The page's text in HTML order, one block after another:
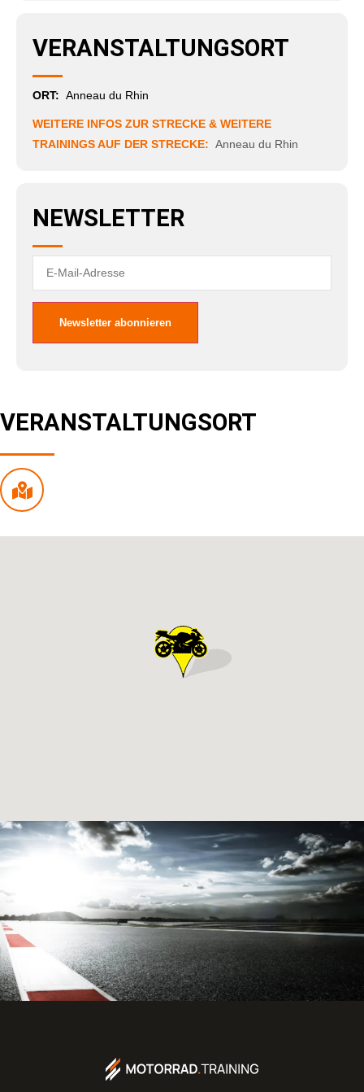
VERANSTALTUNGSORT
ORT: Anneau du Rhin
WEITERE INFOS ZUR STRECKE & WEITERE
TRAININGS AUF DER STRECKE: Anneau du Rhin
NEWSLETTER
VERANSTALTUNGSORT